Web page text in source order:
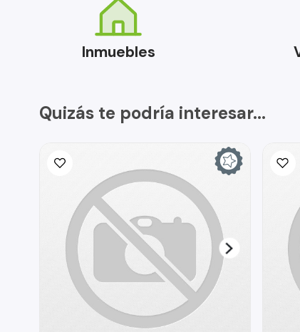
Inmuebles
Quizás te podría interesar...